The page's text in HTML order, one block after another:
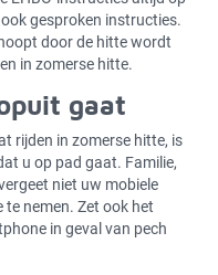
gesproken instructies.
door de hitte wordt
in zomerse hitte.
gaat
rijden in zomerse hitte, is
u op pad gaat. Familie,
niet uw mobiele
nemen. Zet ook het
in geval van pech